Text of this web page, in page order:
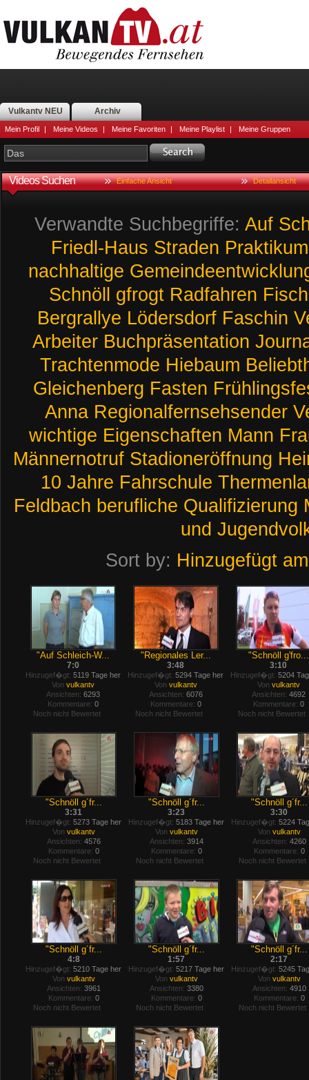
Vulkantv NEU Archiv
Mein Profil | Meine Videos | Meine Favoriten | Meine Playlist | Meine Gruppen
Videos Suchen Einfache Ansicht Detailansicht
Verwandte Suchbegriffe: Auf
Friedl-Haus Straden Praktikum
nachhaltige
Schnöll
gfrogt Radfahren
Bergrallye Lödersdorf Faschin
Arbeiter Buchpräsentation
Trachtenmode Hiebaum
Gleichenberg Fasten
Anna Regionalfernsehsender
wichtige Eigenschaften Mann
Männernotruf Stadioneröffnung
10 Jahre Fahrschule
Feldbach berufliche Qualifizierung
und
Sort by: Hinzugefügt am
"Auf Schleich-W...
7:0
Hinzugef�gt: 5119 Tage her
Von vulkantv
Ansichten: 6293
Kommentare: 0
Noch nicht Bewertet
"Regionales Ler...
3:48
Hinzugef�gt: 5294 Tage her
Von vulkantv
Ansichten: 6076
Kommentare: 0
Noch nicht Bewertet
"Schnöll g'fro...
3:10
Hinzugef�gt: 5204
Von vulkantv
Ansichten: 4692
Kommentare: 0
Noch nicht Bewertet
"Schnöll g´fr...
3:31
Hinzugef�gt: 5273 Tage her
Von vulkantv
Ansichten: 4576
Kommentare: 0
Noch nicht Bewertet
"Schnöll g´fr...
3:23
Hinzugef�gt: 5183 Tage her
Von vulkantv
Ansichten: 3914
Kommentare: 0
Noch nicht Bewertet
"Schnöll g´fr...
3:30
Hinzugef�gt: 5224
Von vulkantv
Ansichten: 4260
Kommentare: 0
Noch nicht Bewertet
"Schnöll g´fr...
4:8
Hinzugef�gt: 5210 Tage her
Von vulkantv
Ansichten: 3961
Kommentare: 0
Noch nicht Bewertet
"Schnöll g´fr...
1:57
Hinzugef�gt: 5217 Tage her
Von vulkantv
Ansichten: 3380
Kommentare: 0
Noch nicht Bewertet
"Schnöll g´fr...
2:17
Hinzugef�gt: 5245
Von vulkantv
Ansichten: 4910
Kommentare: 0
Noch nicht Bewertet